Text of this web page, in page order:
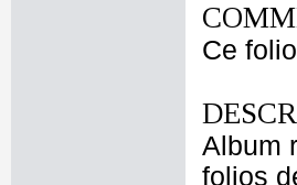
Ce
Album
folios